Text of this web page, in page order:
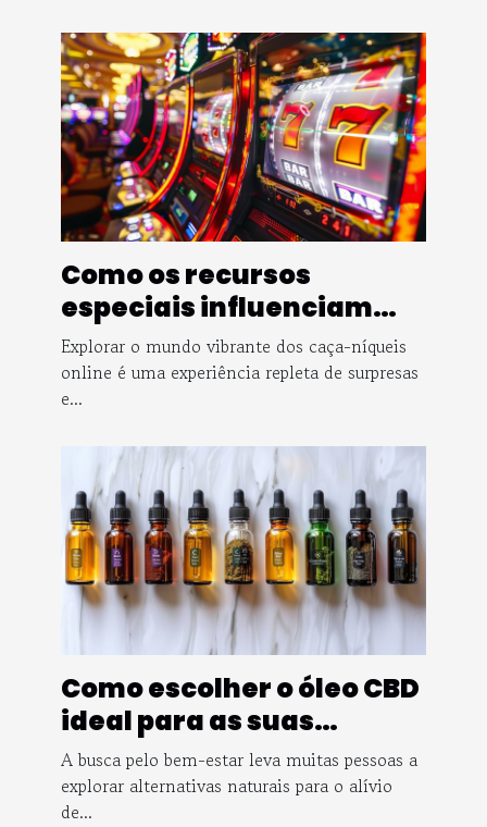
Como os recursos
especiais influenciam
suas vitórias em caça-
níqueis
Explorar o mundo vibrante dos caça-níqueis
online é uma experiência repleta de surpresas
e...
Como escolher o óleo CBD
ideal para as suas
necessidades específicas
A busca pelo bem-estar leva muitas pessoas a
explorar alternativas naturais para o alívio
de...